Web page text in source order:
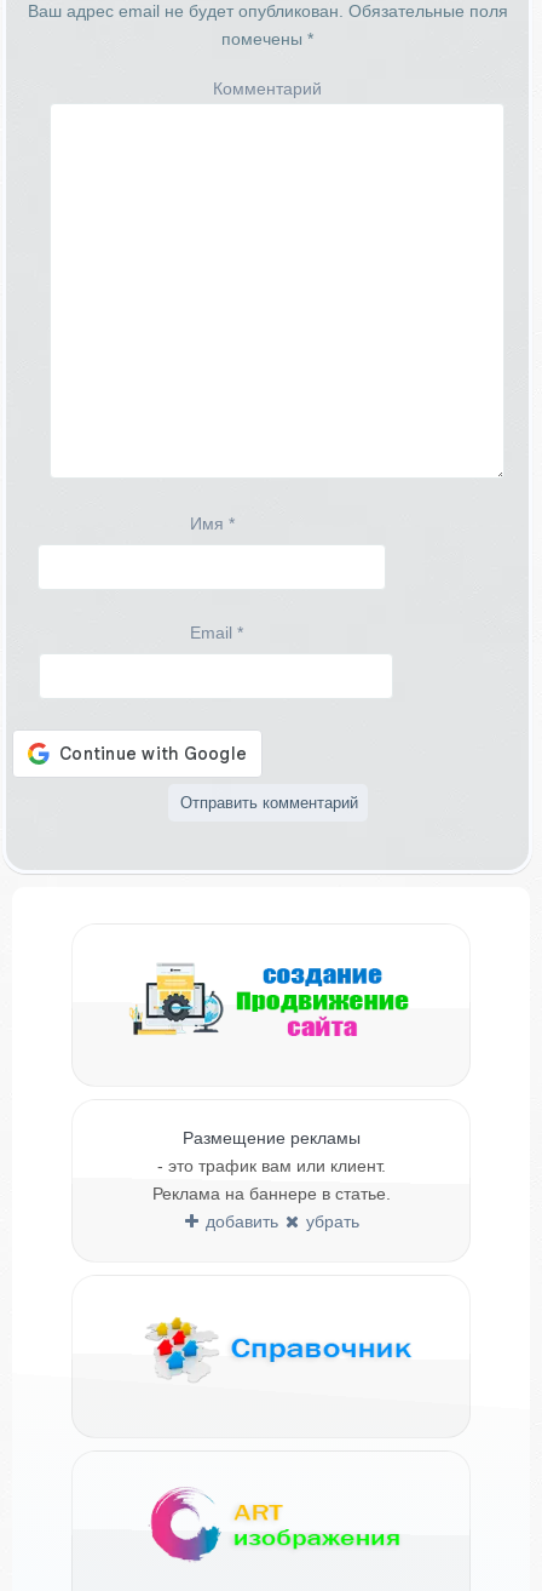
Ваш адрес email не будет опубликован. Обязательные поля
помечены *
Комментарий
Имя *
Email *
Размещение рекламы
- это трафик вам или клиент.
Реклама на баннере в статье.
добавить
убрать